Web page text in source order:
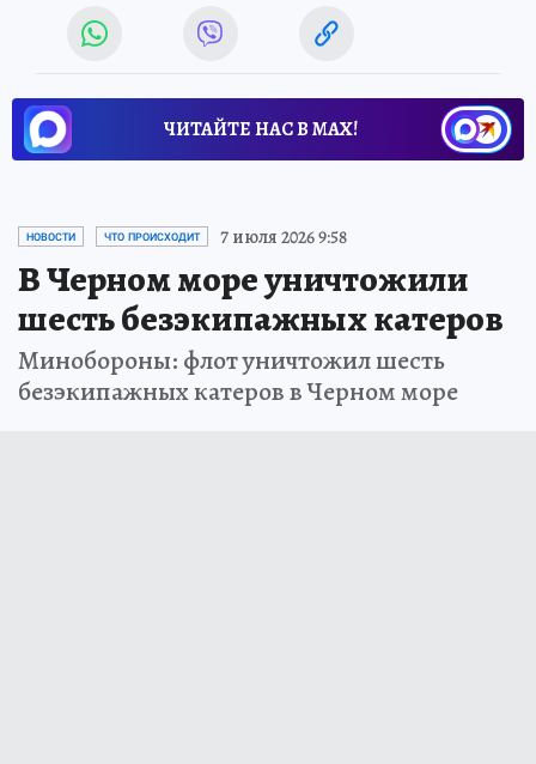
ЧИТАЙТЕ НАС В МАХ!
НОВОСТИ ЧТО ПРОИСХОДИТ 7 июля 2026 9:58
В Черном море уничтожили
шесть безэкипажных катеров
Минобороны: флот уничтожил шесть
безэкипажных катеров в Черном море